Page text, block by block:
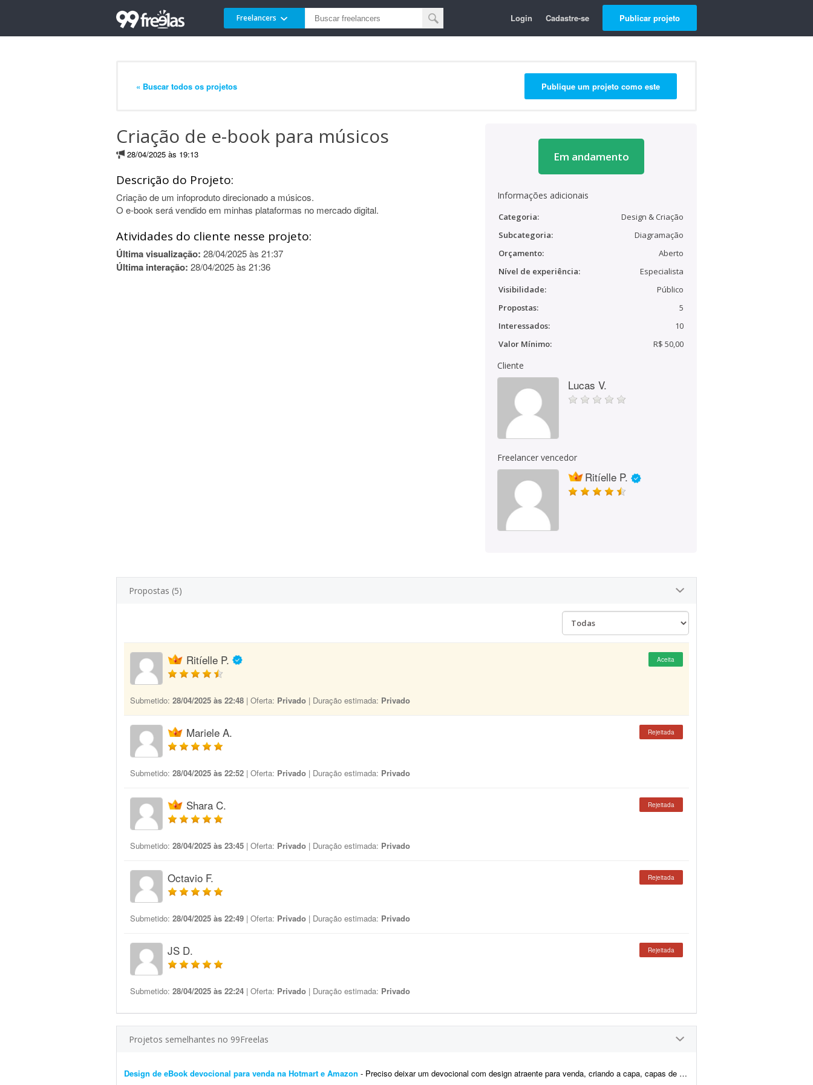
Freelancers Login Cadastre-se Publicar projeto
« Buscar todos os projetos Publique um projeto como este
Criação de e-book para músicos
28/04/2025 às 19:13
Descrição do Projeto:
Criação de um infoproduto direcionado a músicos.
O e-book será vendido em minhas plataformas no mercado digital.
Atividades do cliente nesse projeto:
Última visualização: 28/04/2025 às 21:37
Última interação: 28/04/2025 às 21:36
Em andamento
Informações adicionais
Categoria:
Design & Criação
Subcategoria:
Diagramação
Orçamento:
Aberto
Nível de experiência:
Especialista
Visibilidade:
Público
Propostas:
5
Interessados:
10
Valor Mínimo:
R$ 50,00
Cliente
Lucas V.
Freelancer vencedor
Ritíelle P.
Propostas (5)
Ritíelle P. Aceita
Submetido: 28/04/2025 às 22:48 | Oferta: Privado | Duração estimada: Privado
Mariele A. Rejeitada
Submetido: 28/04/2025 às 22:52 | Oferta: Privado | Duração estimada: Privado
Shara C. Rejeitada
Submetido: 28/04/2025 às 23:45 | Oferta: Privado | Duração estimada: Privado
Octavio F. Rejeitada
Submetido: 28/04/2025 às 22:49 | Oferta: Privado | Duração estimada: Privado
JS D. Rejeitada
Submetido: 28/04/2025 às 22:24 | Oferta: Privado | Duração estimada: Privado
Projetos semelhantes no 99Freelas
Design de eBook devocional para venda na Hotmart e Amazon - Preciso deixar um devocional com design atraente para venda, criando a capa, capas de capítulos e realizando a diagramação e formatação final. O texto já e...